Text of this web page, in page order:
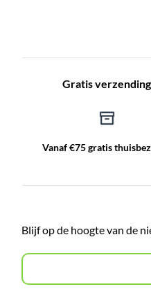
Gratis verzending
Vanaf €75 gratis
Blijf op de hoogte van de